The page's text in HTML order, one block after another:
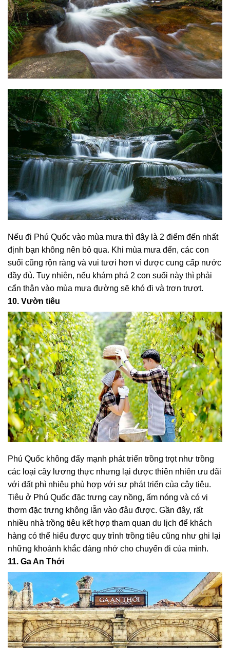
Nếu đi Phú Quốc vào mùa mưa thì đây là 2 điểm đến nhất
định bạn không nên bỏ qua. Khi mùa mưa đến, các con
suối cũng rộn ràng và vui tươi hơn vì được cung cấp nước
đầy đủ. Tuy nhiên, nếu khám phá 2 con suối này thì phải
cẩn thận vào mùa mưa đường sẽ khó đi và trơn trượt.
10. Vườn tiêu
Phú Quốc không đẩy mạnh phát triển trồng trọt như trồng
các loại cây lương thực nhưng lại được thiên nhiên ưu đãi
với đất phì nhiêu phù hợp với sự phát triển của cây tiêu.
Tiêu ở Phú Quốc đặc trưng cay nồng, ấm nóng và có vị
thơm đặc trưng không lẫn vào đâu được. Gần đây, rất
nhiều nhà trồng tiêu kết hợp tham quan du lịch để khách
hàng có thể hiểu được quy trình trồng tiêu cũng như ghi lại
những khoảnh khắc đáng nhớ cho chuyến đi của mình.
11. Ga An Thới